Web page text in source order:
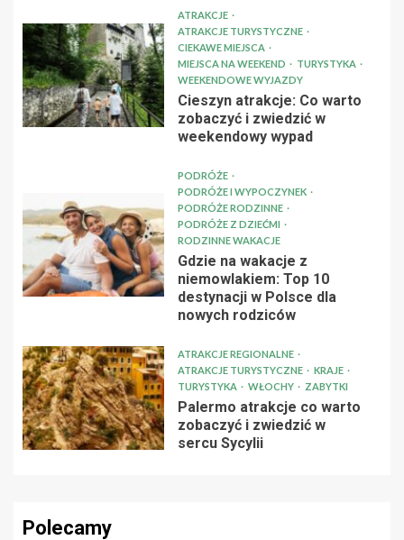
ATRAKCJE
ATRAKCJE TURYSTYCZNE
CIEKAWE MIEJSCA
MIEJSCA NA WEEKEND
TURYSTYKA
WEEKENDOWE WYJAZDY
Cieszyn atrakcje: Co warto
zobaczyć i zwiedzić w
weekendowy wypad
PODRÓŻE
PODRÓŻE I WYPOCZYNEK
PODRÓŻE RODZINNE
PODRÓŻE Z DZIEĆMI
RODZINNE WAKACJE
Gdzie na wakacje z
niemowlakiem: Top 10
destynacji w Polsce dla
nowych rodziców
ATRAKCJE REGIONALNE
ATRAKCJE TURYSTYCZNE
KRAJE
TURYSTYKA
WŁOCHY ZABYTKI
Palermo atrakcje co warto
zobaczyć i zwiedzić w
sercu Sycylii
Polecamy